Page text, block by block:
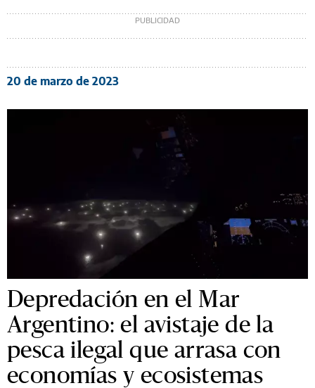
20 de marzo de 2023
Depredación en el Mar
Argentino: el avistaje de la
pesca ilegal que arrasa con
economías y ecosistemas